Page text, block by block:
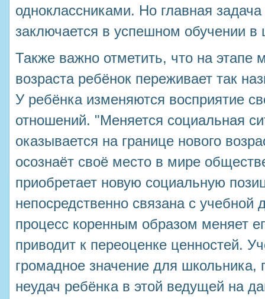
одноклассниками. Но главная
заключается в успешном обучении в
Также важно отметить, что на этапе
возраста ребёнок переживает так
У ребёнка изменяются восприятие
отношений. "Меняется социальная
оказывается на границе нового
осознаёт своё место в мире
приобретает новую социальную
непосредственно связана с учебной
процесс коренным образом меняет
приводит к переоценке ценностей.
громадное значение для школьника,
неудач ребёнка в этой ведущей на